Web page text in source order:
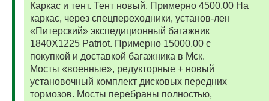
Каркас и тент. Тент новый. Примерно 4500.00 На
каркас, через спецпереходники, установ-лен
«Питерский» экспедиционный багажник
1840Х1225 Patriot. Примерно 15000.00 с
покупкой и доставкой багажника в Мск.
Мосты «военные», редукторные + новый
установочный комплект дисковых передних
тормозов. Мосты перебраны полностью,